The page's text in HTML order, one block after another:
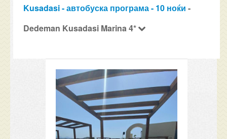
Kusadasi - автобуска програма - 10 ноќи -
Dedeman Kusadasi Marina 4*